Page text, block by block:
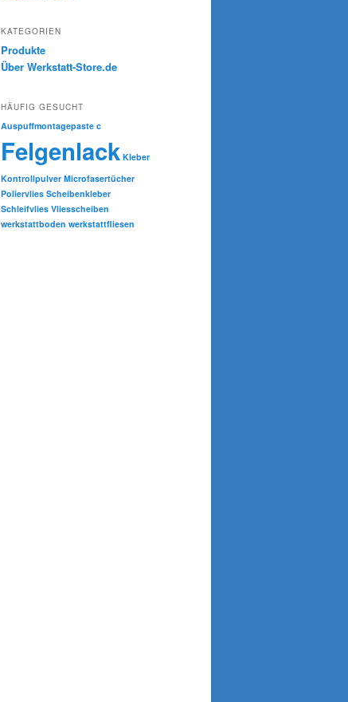
KATEGORIEN
Produkte
Über Werkstatt-Store.de
HÄUFIG GESUCHT
Auspuffmontagepaste c
Felgenlack Kleber
Kontrollpulver Microfasertücher
Poliervlies Scheibenkleber
Schleifvlies Vliesscheiben
werkstattboden werkstattfliesen